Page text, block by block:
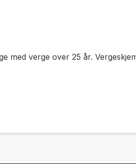
med verge over 25 år.